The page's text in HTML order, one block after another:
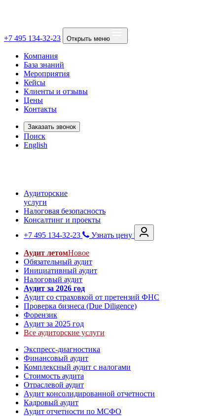
+7 495 134-32-23 Открыть меню
Компания
База знаний
Мероприятия
Кейсы
Клиенты и отзывы
Цены
Контакты
Заказать звонок
Поиск
English
Аудиторские
услуги
Налоговая безопасность
Консалтинг и проекты
+7 495 134-32-23
Узнать цену
Аудит летомНовое
Обязательный аудит
Инициативный аудит
Налоговый аудит
Аудит за 2026 год
Аудит со страховкой от претензий ФНС
Проверка бизнеса (Due Diligence)
Форензик
Аудит за 2025 год
Все аудиторские услуги
Экспресс-диагностика
Финансовый аудит
Комплексный аудит с налогами
Стоимость аудита
Отраслевой аудит
Аудит консолидированной отчетности
Кадровый аудит
Аудит отчетности по МСФО